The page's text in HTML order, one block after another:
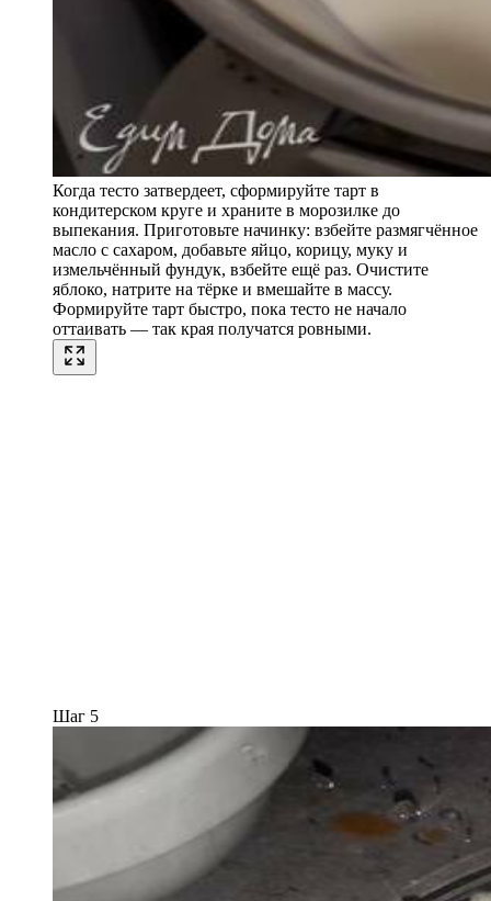
Когда тесто затвердеет, сформируйте тарт в
кондитерском круге и храните в морозилке до
выпекания. Приготовьте начинку: взбейте размягчённое
масло с сахаром, добавьте яйцо, корицу, муку и
измельчённый фундук, взбейте ещё раз. Очистите
яблоко, натрите на тёрке и вмешайте в массу.
Формируйте тарт быстро, пока тесто не начало
оттаивать — так края получатся ровными.
Шаг 5